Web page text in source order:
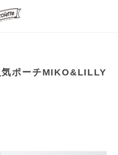
ポーチMIKO&LILLY